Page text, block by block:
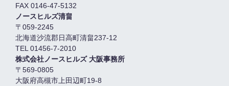
FAX 0146-47-5132
ノースヒルズ清畠
〒059-2245
北海道沙流郡日高町清畠237-12
TEL 01456-7-2010
株式会社ノースヒルズ 大阪事務所
〒569-0805
大阪府高槻市上田辺町19-8